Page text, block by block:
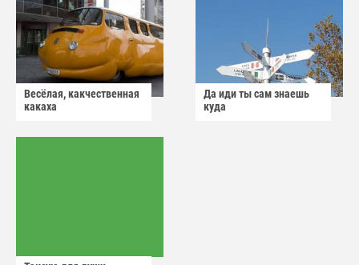
Весёлая, какчественная
какаха
Да иди ты сам знаешь
куда